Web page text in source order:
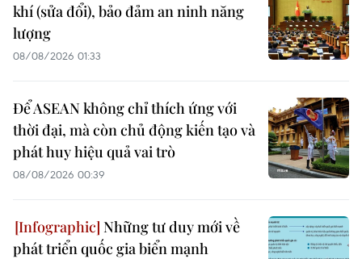
khí (sửa đổi), bảo đảm an ninh năng
lượng
08/08/2026 01:33
Để ASEAN không chỉ thích ứng với
thời đại, mà còn chủ động kiến tạo và
phát huy hiệu quả vai trò
08/08/2026 00:39
Những tư duy mới về
phát triển quốc gia biển mạnh